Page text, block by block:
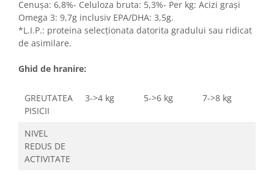
Cenuşa: 6,8%- Celuloza bruta: 5,3%- Per kg: Acizi graşi
Omega 3: 9,7g inclusiv EPA/DHA: 3,5g.
*L.I.P.: proteina selecţionata datorita gradului sau ridicat
de asimilare.
Ghid de hranire:
GREUTATEA
PISICII
3->4 kg 5->6 kg 7->8 kg
NIVEL
REDUS DE
ACTIVITATE